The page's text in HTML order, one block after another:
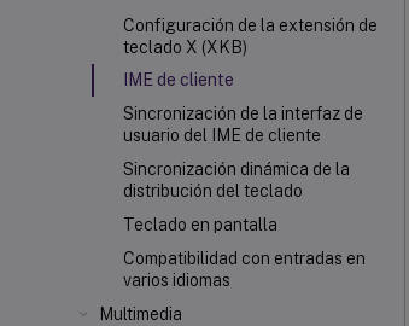
Configuración de la extensión de
teclado X (XKB)
IME de cliente
Sincronización de la interfaz de
usuario del IME de cliente
Sincronización dinámica de la
distribución del teclado
Teclado en pantalla
Compatibilidad con entradas en
varios idiomas
Multimedia